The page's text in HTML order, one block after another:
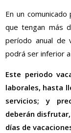
En un
que tengan más
período anual de
podrá ser inferior
Este periodo
laborales, hasta
servicios; y
deberán
días de